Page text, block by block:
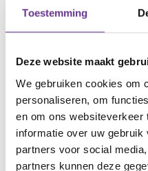
Toestemming
Deze website maakt
We gebruiken cookies om
personaliseren, om
en om ons websiteverkeer
informatie over uw
partners voor social
partners kunnen deze
laten wonen. Een
vallen hier bijvoorbeeld
Ondersteuning
Het is nog niet zo
recht hebt op een
'potje' dit dan komt. Dit
vergoedingen geregeld